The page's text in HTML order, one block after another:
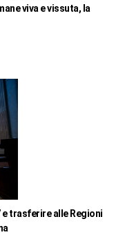
viva e vissuta, la
trasferire alle Regioni